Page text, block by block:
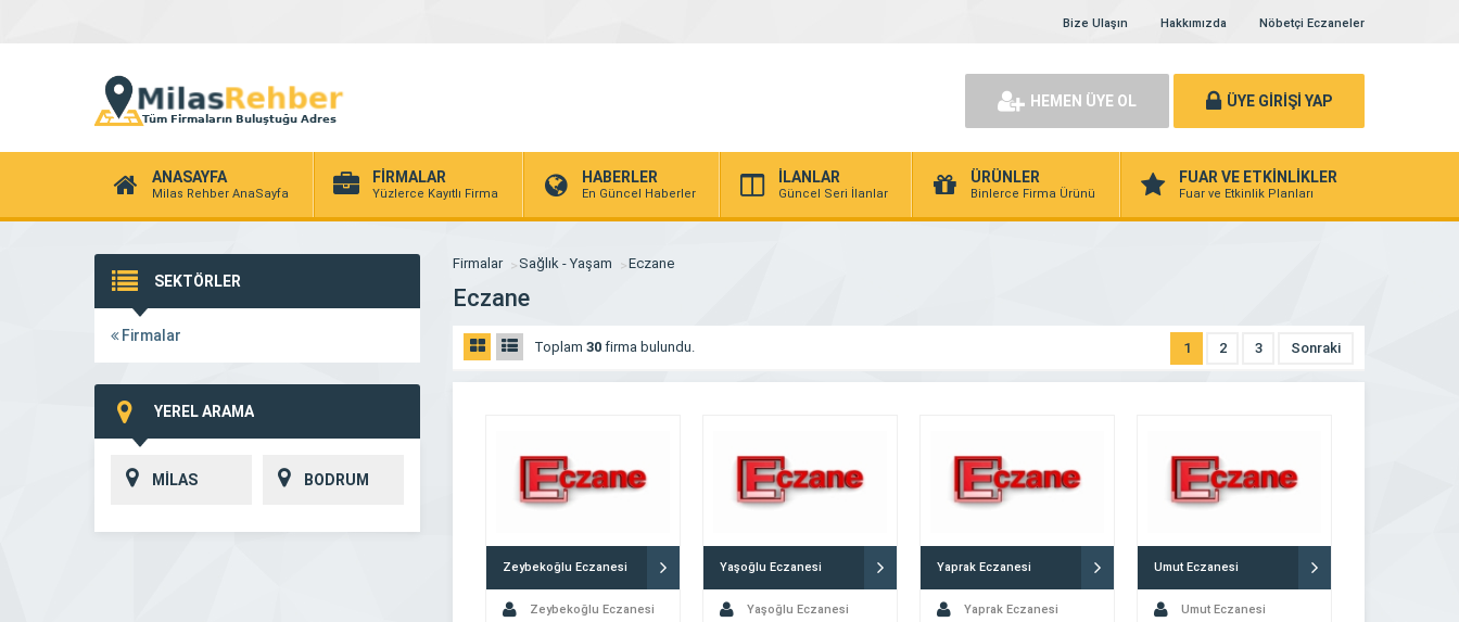
Bize Ulaşın Hakkımızda Nöbetçi Eczaneler
HEMEN ÜYE OL ÜYE GİRİŞİ YAP
ANASAYFA
Milas Rehber AnaSayfa
FİRMALAR
Yüzlerce Kayıtlı Firma
HABERLER
En Güncel Haberler
İLANLAR
Güncel Seri İlanlar
ÜRÜNLER
Binlerce Firma Ürünü
FUAR VE ETKİNLİKLER
Fuar ve Etkinlik Planları
SEKTÖRLER
Firmalar
YEREL ARAMA
MİLAS BODRUM
Firmalar Sağlık - Yaşam Eczane
Eczane
Toplam 30 firma bulundu. 1 2 3 Sonraki
Zeybekoğlu Eczanesi
Zeybekoğlu Eczanesi
Yaşoğlu Eczanesi
Yaşoğlu Eczanesi
Yaprak Eczanesi
Yaprak Eczanesi
Umut Eczanesi
Umut Eczanesi